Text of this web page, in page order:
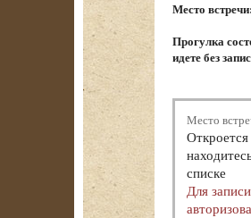
Место
Прогулка
идете без
Место
списке
Для